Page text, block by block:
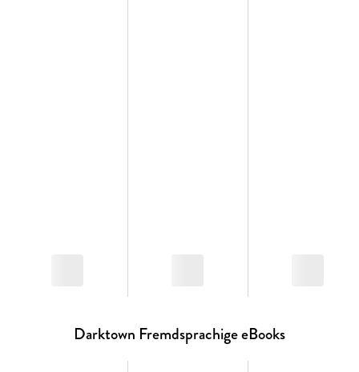
Darktown Fremdsprachige eBooks